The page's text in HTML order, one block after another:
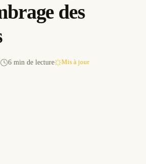
des
6 min de lecture Mis à jour